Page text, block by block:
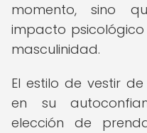
momento, sino
impacto
masculinidad.
El estilo de vestir
en su
elección de